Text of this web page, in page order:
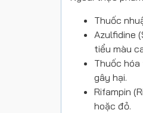
Thuốc
Azulfidine
tiểu màu
Thuốc
gây hại.
Rifampin
hoặc đỏ.